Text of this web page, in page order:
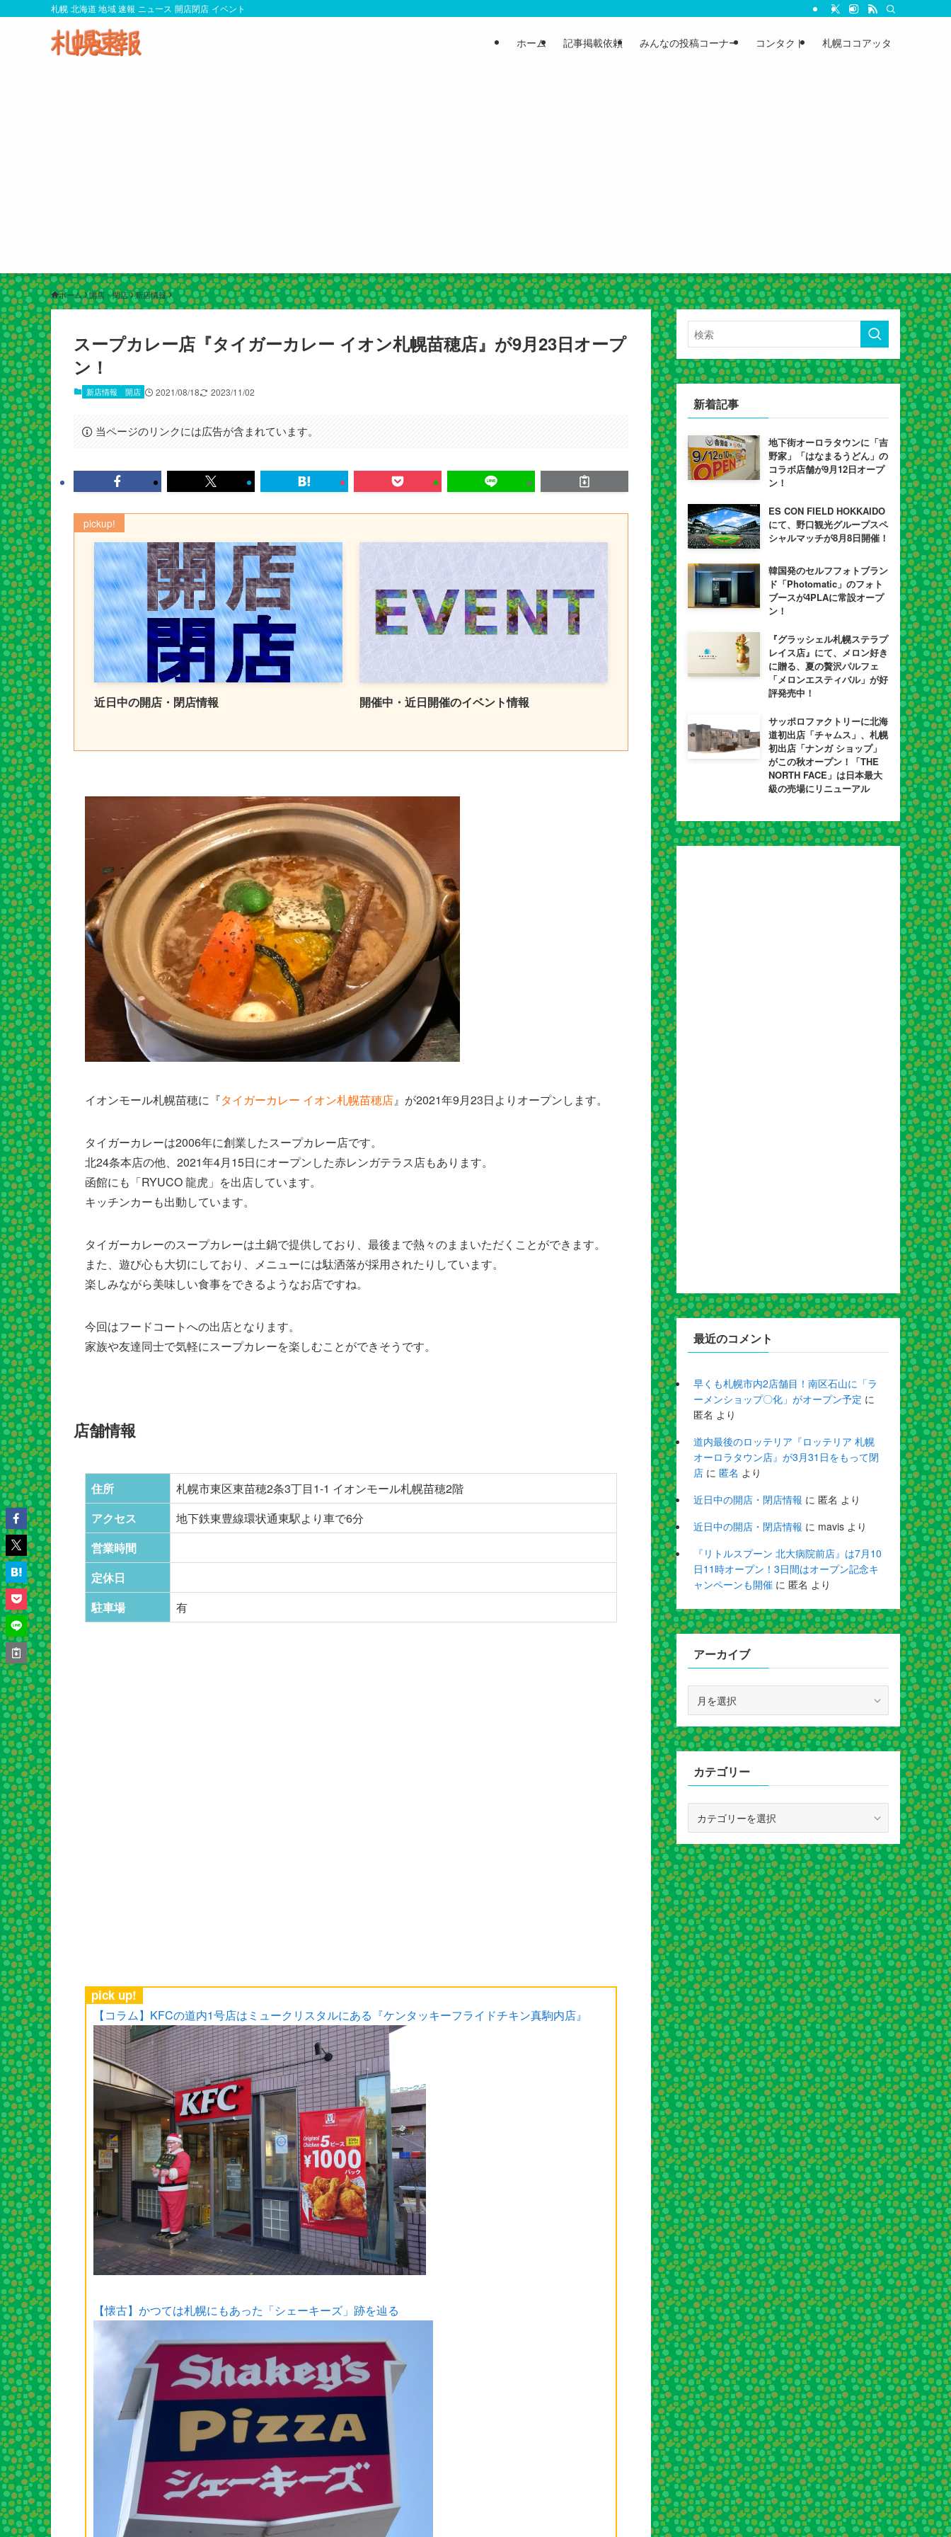
札幌 北海道 地域 速報 ニュース 開店閉店 イベント
ホーム 記事掲載依頼 みんなの投稿コーナー コンタクト 札幌ココアッタ
ホーム 開店・閉店 新店情報
スープカレー店『タイガーカレー イオン札幌苗穂店』が9月23日オープ
ン！
新店情報 開店 2021/08/18 2023/11/02
当ページのリンクには広告が含まれています。
pickup!
近日中の開店・閉店情報 開催中・近日開催のイベント情報
イオンモール札幌苗穂に『タイガーカレー イオン札幌苗穂店』が2021年9月23日よりオープンします。
タイガーカレーは2006年に創業したスープカレー店です。
北24条本店の他、2021年4月15日にオープンした赤レンガテラス店もあります。
函館にも「RYUCO 龍虎」を出店しています。
キッチンカーも出動しています。
タイガーカレーのスープカレーは土鍋で提供しており、最後まで熱々のままいただくことができます。
また、遊び心も大切にしており、メニューには駄洒落が採用されたりしています。
楽しみながら美味しい食事をできるようなお店ですね。
今回はフードコートへの出店となります。
家族や友達同士で気軽にスープカレーを楽しむことができそうです。
店舗情報
住所
札幌市東区東苗穂2条3丁目1-1 イオンモール札幌苗穂2階
アクセス
地下鉄東豊線環状通東駅より車で6分
営業時間
定休日
駐車場
有
pick up!
【コラム】KFCの道内1号店はミュークリスタルにある『ケンタッキーフライドチキン真駒内店』
【懐古】かつては札幌にもあった「シェーキーズ」跡を辿る
新着記事
地下街オーロラタウンに「吉
野家」「はなまるうどん」の
コラボ店舗が9月12日オープ
ン！
ES CON FIELD HOKKAIDO
にて、野口観光グループスペ
シャルマッチが8月8日開催！
韓国発のセルフフォトブラン
ド「Photomatic」のフォト
ブースが4PLAに常設オープ
ン！
『グラッシェル札幌ステラプ
レイス店』にて、メロン好き
に贈る、夏の贅沢パルフェ
「メロンエスティバル」が好
評発売中！
サッポロファクトリーに北海
道初出店「チャムス」、札幌
初出店「ナンガ ショップ」
がこの秋オープン！「THE
NORTH FACE」は日本最大
級の売場にリニューアル
最近のコメント
早くも札幌市内2店舗目！南区石山に「ラ
ーメンショップ〇化」がオープン予定 に
匿名 より
道内最後のロッテリア『ロッテリア 札幌
オーロラタウン店』が3月31日をもって閉
店 に 匿名 より
近日中の開店・閉店情報 に 匿名 より
近日中の開店・閉店情報 に mavis より
『リトルスプーン 北大病院前店』は7月10
日11時オープン！3日間はオープン記念キ
ャンペーンも開催 に 匿名 より
アーカイブ
カ
イ
ブ
カテゴリー
ゴ
リ
ー